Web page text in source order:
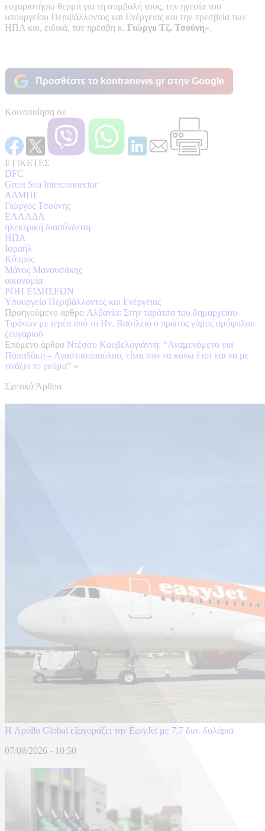
ευχαριστήσω θερμά για τη συμβολή τους, την ηγεσία του
υπουργείου Περιβάλλοντος και Ενέργειας και την πρεσβεία των
ΗΠΑ και, ειδικά, τον πρέσβη κ. Γιώργο Τζ. Τσούνη».
Προσθέστε το kontranews.gr στην Google
Κοινοποίηση σε
ΕΤΙΚΕΤΕΣ
DFC
Great Sea Interconnector
ΑΔΜΗΕ
Γιώργος Τσούνης
ΕΛΛΑΔΑ
ηλεκτρική διασύνδεση
ΗΠΑ
Ισραήλ
Κύπρος
Μάνος Μανουσάκης
οικονομία
ΡΟΗ ΕΙΔΗΣΕΩΝ
Υπουργείο Περιβάλλοντος και Ενέργειας
Προηγούμενο άρθρο Aλβανία: Στην ταράτσα του δημαρχείου
Τιράνων με ιερέα από το Ην. Βασίλειο ο πρώτος γάμος ομόφυλου
ζευγαριού
Επόμενο άρθρο Ντέσσυ Κουβελογιάννη: “Αναμενόμενο για
Παπαδάκη – Αναστασοπούλου, είναι σαν να κάνω έτσι και να με
τινάζει το ρεύμα” »
Σχετικά Άρθρα
Η Apollo Global εξαγοράζει την EasyJet με 7,7 δισ. δολάρια
07/08/2026 - 10:50